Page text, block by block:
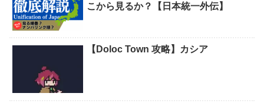
こから見るか？【日本統一外伝】
【Doloc Town 攻略】カシア